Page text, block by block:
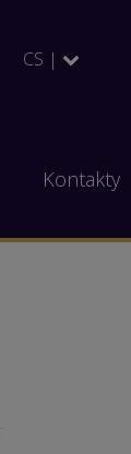
CS |
Kontakty